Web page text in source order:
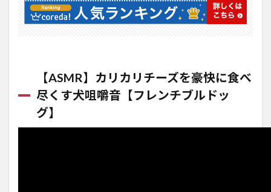
【ASMR】カリカリチーズを豪快に食べ
尽くす犬咀嚼音【フレンチブルドッ
グ】